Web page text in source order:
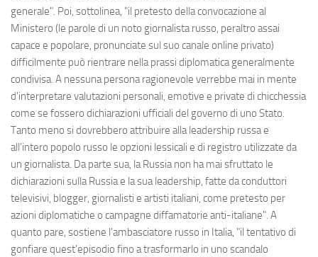
generale". Poi, sottolinea, "il pretesto della convocazione al
Ministero (le parole di un noto giornalista russo, peraltro assai
capace e popolare, pronunciate sul suo canale online privato)
difficilmente può rientrare nella prassi diplomatica generalmente
condivisa. A nessuna persona ragionevole verrebbe mai in mente
d'interpretare valutazioni personali, emotive e private di chicchessia
come se fossero dichiarazioni ufficiali del governo di uno Stato.
Tanto meno si dovrebbero attribuire alla leadership russa e
all’intero popolo russo le opzioni lessicali e di registro utilizzate da
un giornalista. Da parte sua, la Russia non ha mai sfruttato le
dichiarazioni sulla Russia e la sua leadership, fatte da conduttori
televisivi, blogger, giornalisti e artisti italiani, come pretesto per
azioni diplomatiche o campagne diffamatorie anti-italiane". A
quanto pare, sostiene l'ambasciatore russo in Italia, "il tentativo di
gonfiare quest'episodio fino a trasformarlo in uno scandalo